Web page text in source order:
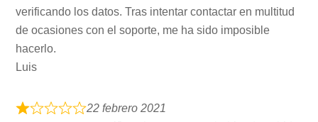
verificando los datos. Tras intentar contactar en multitud
de ocasiones con el soporte, me ha sido imposible
hacerlo.
Luis
22 febrero 2021